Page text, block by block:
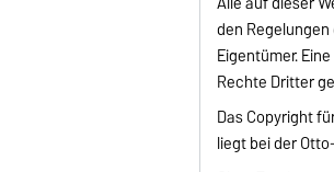
den
Eigentümer.
Rechte Dritter
Das Copyright
liegt bei der